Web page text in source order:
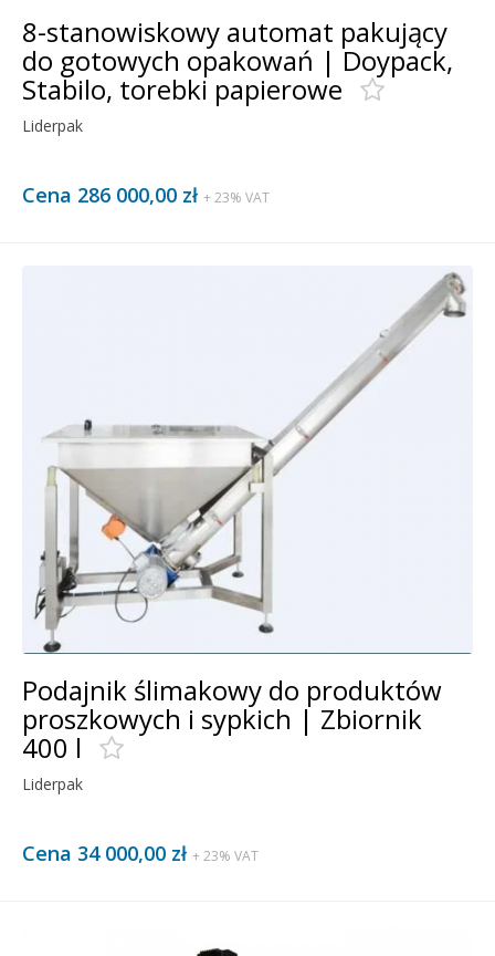
8-stanowiskowy automat pakujący
do gotowych opakowań | Doypack,
Stabilo, torebki papierowe
Liderpak
Cena 286 000,00 zł + 23% VAT
Podajnik ślimakowy do produktów
proszkowych i sypkich | Zbiornik
400 l
Liderpak
Cena 34 000,00 zł + 23% VAT